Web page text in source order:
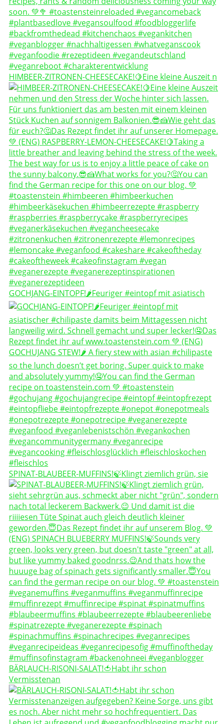
HIMBEER-ZITRONEN-CHEESECAKE!🍋Eine kleine Auszeit n
GOCHJANG-EINTOPF!🌶️Feuriger #eintopf mit asiatisch
SPINAT-BLAUBEER-MUFFINS!🍃Klingt ziemlich grün, sie
BÄRLAUCH-RISONI-SALAT!🍅Habt ihr schon
Vermisstenan